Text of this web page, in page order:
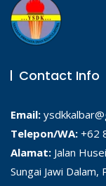
Contact Info
Email:
Telepon/WA: +62
Alamat: Jalan
Sungai Jawi